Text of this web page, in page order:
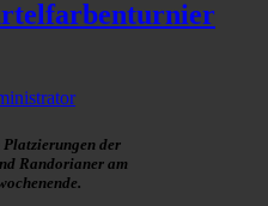
der
Randorianer am